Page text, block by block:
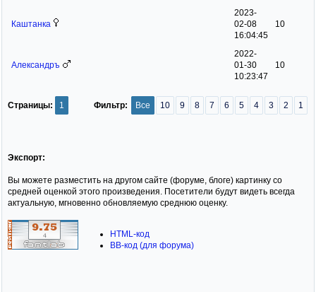
Каштанка
2023-
02-08
16:04:45
10
Александръ
2022-
01-30
10:23:47
10
Все 10 9 8 7 6 5 4 3 2 1
Фильтр:
Страницы: 1
Экспорт:
Вы можете разместить на другом сайте (форуме, блоге) картинку со
средней оценкой этого произведения. Посетители будут видеть всегда
актуальную, мгновенно обновляемую среднюю оценку.
HTML-код
BB-код (для форума)